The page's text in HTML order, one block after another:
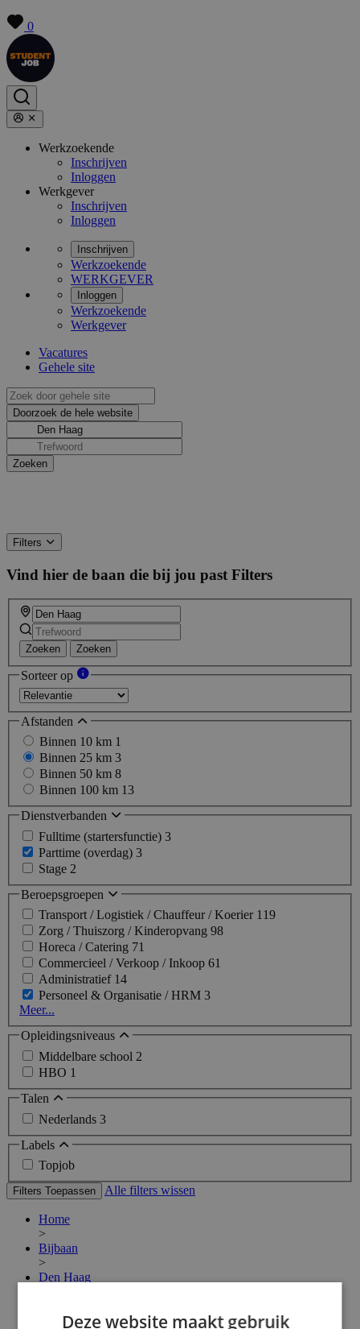
0
Werkzoekende
Inschrijven
Inloggen
Werkgever
Inschrijven
Inloggen
Inschrijven
Werkzoekende
WERKGEVER
Inloggen
Werkzoekende
Werkgever
Vacatures
Gehele site
Filters
Vind hier de baan die bij jou past Filters
Zoeken Zoeken
Sorteer op
Afstanden
Binnen 10 km 1
Binnen 25 km 3
Binnen 50 km 8
Binnen 100 km 13
Dienstverbanden
Fulltime (startersfunctie) 3
Parttime (overdag) 3
Stage 2
Beroepsgroepen
Transport / Logistiek / Chauffeur / Koerier 119
Zorg / Thuiszorg / Kinderopvang 98
Horeca / Catering 71
Commercieel / Verkoop / Inkoop 61
Administratief 14
Personeel & Organisatie / HRM 3
Meer...
Opleidingsniveaus
Middelbare school 2
HBO 1
Talen
Nederlands 3
Labels
Topjob
Filters Toepassen Alle filters wissen
Home
>
Bijbaan
>
Den Haag
Deze website maakt gebruik